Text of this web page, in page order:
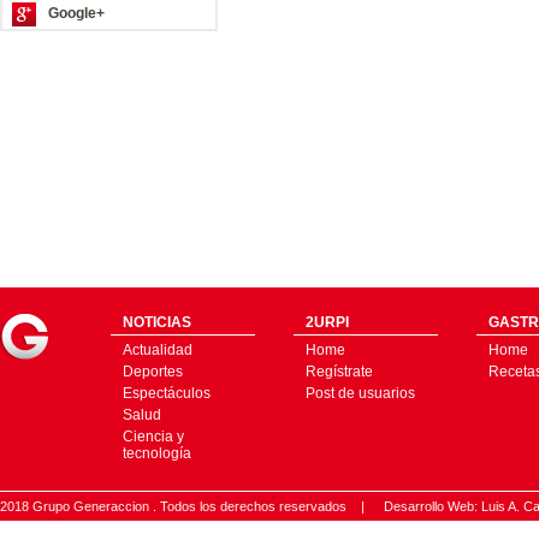
Google+
NOTICIAS
Actualidad
Deportes
Espectáculos
Salud
Ciencia y
tecnología
2URPI
Home
Regístrate
Post de usuarios
Home
2018 Grupo Generaccion . Todos los derechos reservados | Desarrollo Web: Luis